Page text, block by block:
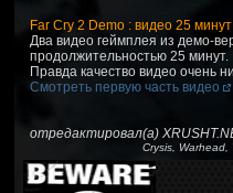
Far Cry 2 Demo : видео 25
Два видео геймплея из демо-
продолжительностью 25 минут.
Правда качество видео очень
Смотреть первую часть видео
отредактировал(а)
Crysis, Warhead,